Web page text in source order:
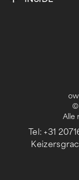
©
Alle
Tel: +31